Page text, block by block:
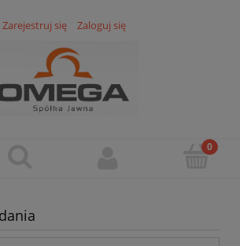
Zarejestruj się Zaloguj się